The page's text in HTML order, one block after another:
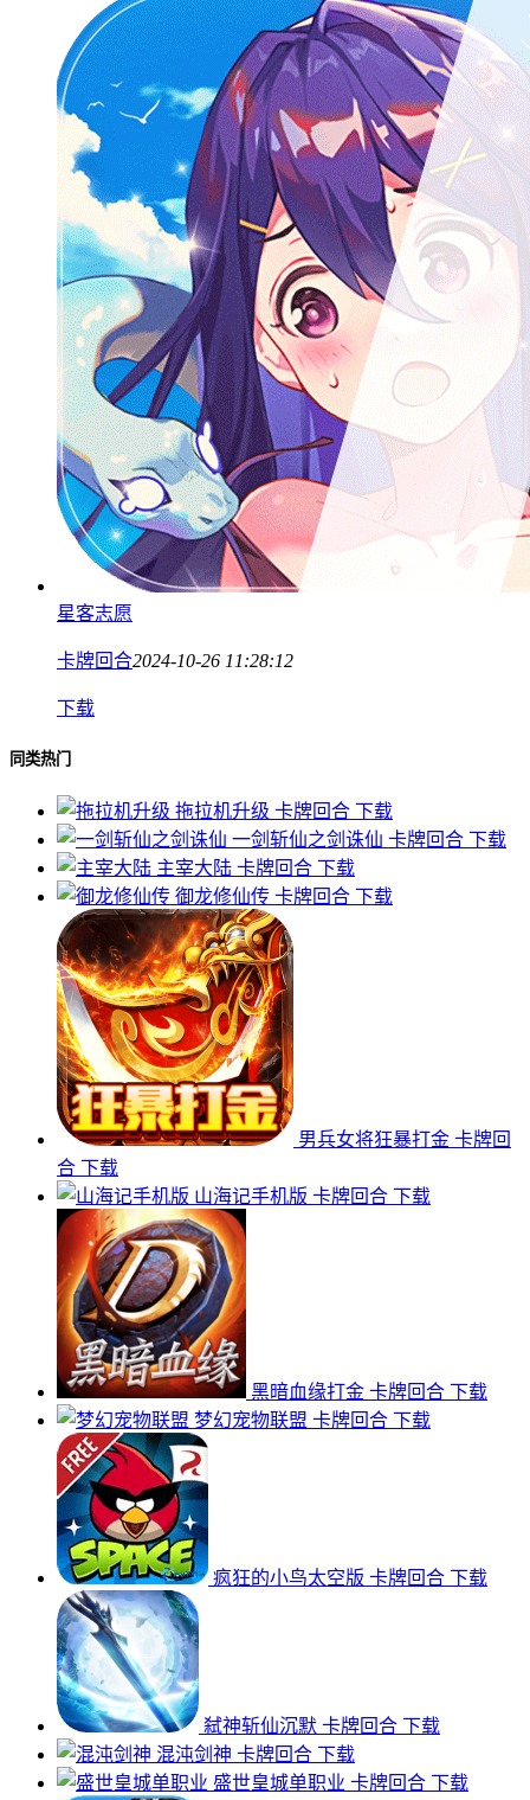
星客志愿
卡牌回合2024-10-26 11:28:12
下载
同类热门
拖拉机升级 卡牌回合 下载
一剑斩仙之剑诛仙 卡牌回合 下载
主宰大陆 卡牌回合 下载
御龙修仙传 卡牌回合 下载
男兵女将狂暴打金 卡牌回
合 下载
山海记手机版 卡牌回合 下载
黑暗血缘打金 卡牌回合 下载
梦幻宠物联盟 卡牌回合 下载
疯狂的小鸟太空版 卡牌回合 下载
弑神斩仙沉默 卡牌回合 下载
混沌剑神 卡牌回合 下载
盛世皇城单职业 卡牌回合 下载